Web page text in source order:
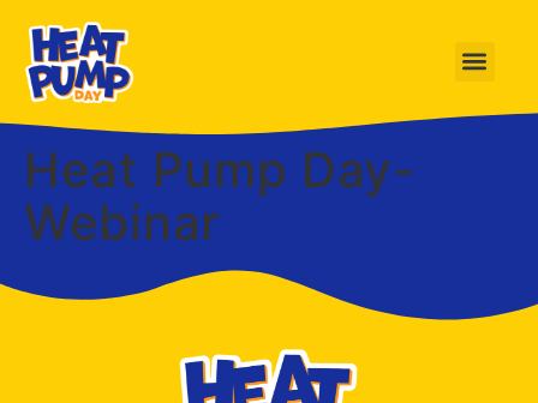
Heat Pump Day-
Webinar